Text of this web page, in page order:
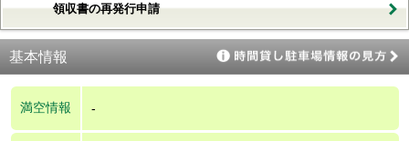
領収書の再発行申請
基本情報
満空情報 -